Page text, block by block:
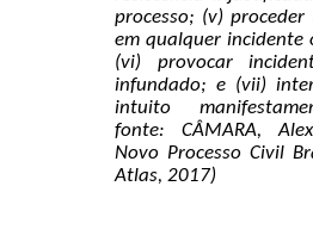
processo; (v)
em qualquer incidente
(vi) provocar
infundado; e (vii)
intuito
fonte: CÂMARA,
Novo Processo Civil
Atlas, 2017)